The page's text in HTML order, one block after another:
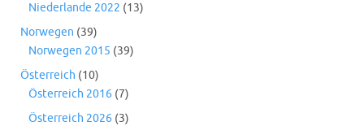
Niederlande 2022 (13)
Norwegen (39)
Norwegen 2015 (39)
Österreich (10)
Österreich 2016 (7)
Österreich 2026 (3)